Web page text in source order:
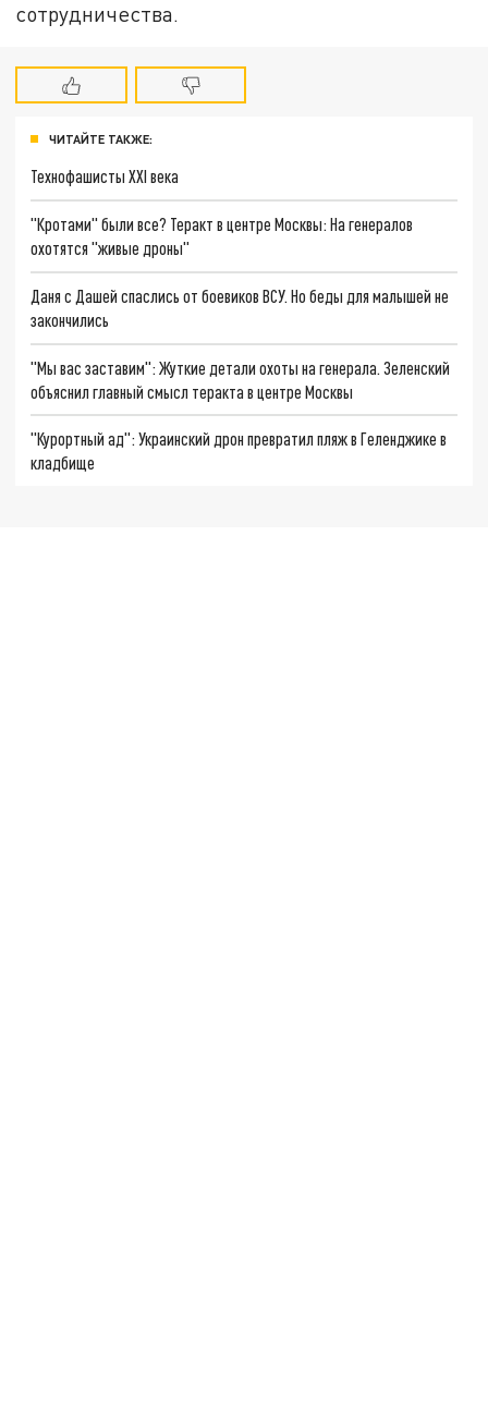
сотрудничества.
ЧИТАЙТЕ ТАКЖЕ:
Технофашисты XXI века
"Кротами" были все? Теракт в центре Москвы: На генералов
охотятся "живые дроны"
Даня с Дашей спаслись от боевиков ВСУ. Но беды для малышей не
закончились
"Мы вас заставим": Жуткие детали охоты на генерала. Зеленский
объяснил главный смысл теракта в центре Москвы
"Курортный ад": Украинский дрон превратил пляж в Геленджике в
кладбище